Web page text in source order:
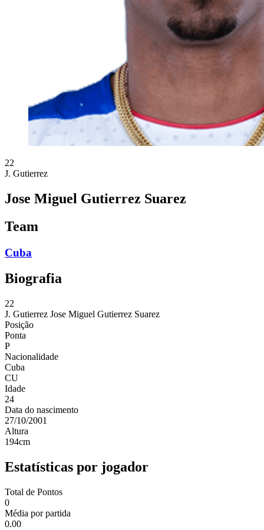
22
J. Gutierrez
Jose Miguel Gutierrez Suarez
Team
Cuba
Biografia
22
J. Gutierrez Jose Miguel Gutierrez Suarez
Posição
Ponta
P
Nacionalidade
Cuba
CU
Idade
24
Data do nascimento
27/10/2001
Altura
194cm
Estatísticas por jogador
Total de Pontos
0
Média por partida
0.00